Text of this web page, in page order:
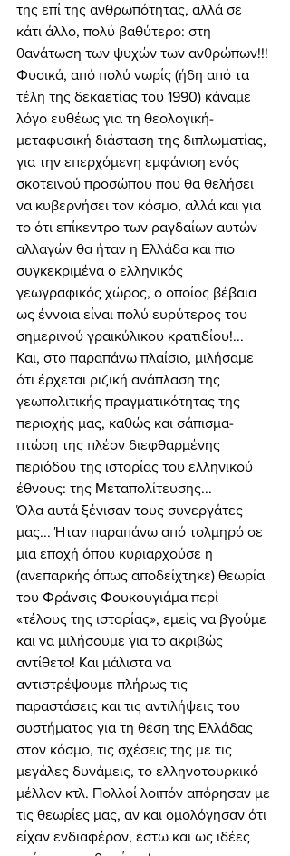
της επί της ανθρωπότητας, αλλά σε
κάτι άλλο, πολύ βαθύτερο: στη
θανάτωση των ψυχών των ανθρώπων!!!
Φυσικά, από πολύ νωρίς (ήδη από τα
τέλη της δεκαετίας του 1990) κάναμε
λόγο ευθέως για τη θεολογική-
μεταφυσική διάσταση της διπλωματίας,
για την επερχόμενη εμφάνιση ενός
σκοτεινού προσώπου που θα θελήσει
να κυβερνήσει τον κόσμο, αλλά και για
το ότι επίκεντρο των ραγδαίων αυτών
αλλαγών θα ήταν η Ελλάδα και πιο
συγκεκριμένα ο ελληνικός
γεωγραφικός χώρος, ο οποίος βέβαια
ως έννοια είναι πολύ ευρύτερος του
σημερινού γραικύλικου κρατιδίου!...
Και, στο παραπάνω πλαίσιο, μιλήσαμε
ότι έρχεται ριζική ανάπλαση της
γεωπολιτικής πραγματικότητας της
περιοχής μας, καθώς και σάπισμα-
πτώση της πλέον διεφθαρμένης
περιόδου της ιστορίας του ελληνικού
έθνους: της Μεταπολίτευσης...
Όλα αυτά ξένισαν τους συνεργάτες
μας... Ήταν παραπάνω από τολμηρό σε
μια εποχή όπου κυριαρχούσε η
(ανεπαρκής όπως αποδείχτηκε) θεωρία
του Φράνσις Φουκουγιάμα περί
«τέλους της ιστορίας», εμείς να βγούμε
και να μιλήσουμε για το ακριβώς
αντίθετο! Και μάλιστα να
αντιστρέψουμε πλήρως τις
παραστάσεις και τις αντιλήψεις του
συστήματος για τη θέση της Ελλάδας
στον κόσμο, τις σχέσεις της με τις
μεγάλες δυνάμεις, το ελληνοτουρκικό
μέλλον κτλ. Πολλοί λοιπόν απόρησαν με
τις θεωρίες μας, αν και ομολόγησαν ότι
είχαν ενδιαφέρον, έστω και ως ιδέες